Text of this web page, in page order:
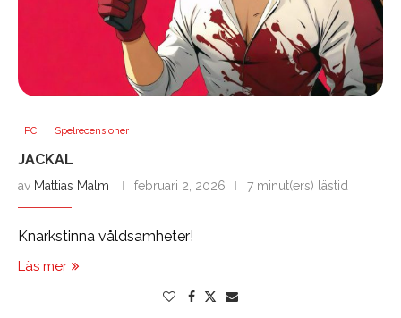
PC Spelrecensioner
JACKAL
av Mattias Malm februari 2, 2026 7 minut(ers) lästid
Knarkstinna våldsamheter!
Läs mer